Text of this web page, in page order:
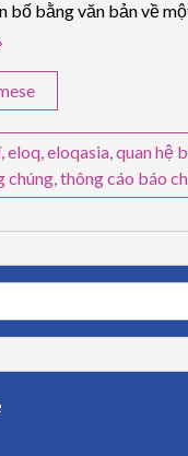
bố bằng văn bản về
,eloq ,eloqasia ,quan hệ
chúng ,thông cáo báo